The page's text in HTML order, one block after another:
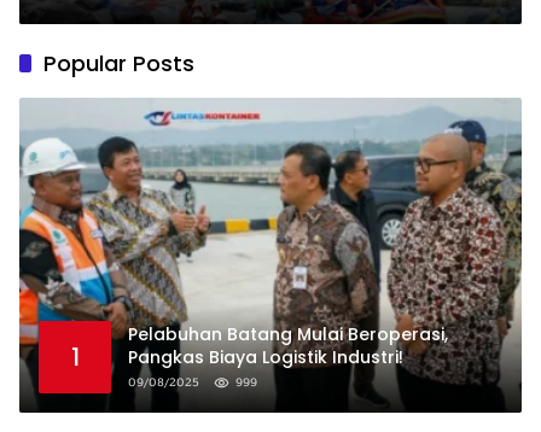
Popular Posts
1
Pelabuhan Batang Mulai Beroperasi,
Pangkas Biaya Logistik Industri!
09/08/2025 999